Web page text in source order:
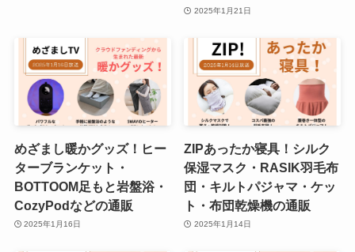
2025年1月21日
めざまし暖かグッズ！ヒー
ターブランケット・
BOTTOOM足もと岩盤浴・
CozyPodなどの通販
2025年1月16日
ZIPあったか寝具！シルク
保湿マスク・RASIK羽毛布
団・キルトパジャマ・ケッ
ト・布団乾燥機の通販
2025年1月14日